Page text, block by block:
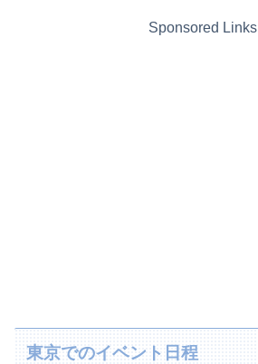
Sponsored Links
東京でのイベント日程